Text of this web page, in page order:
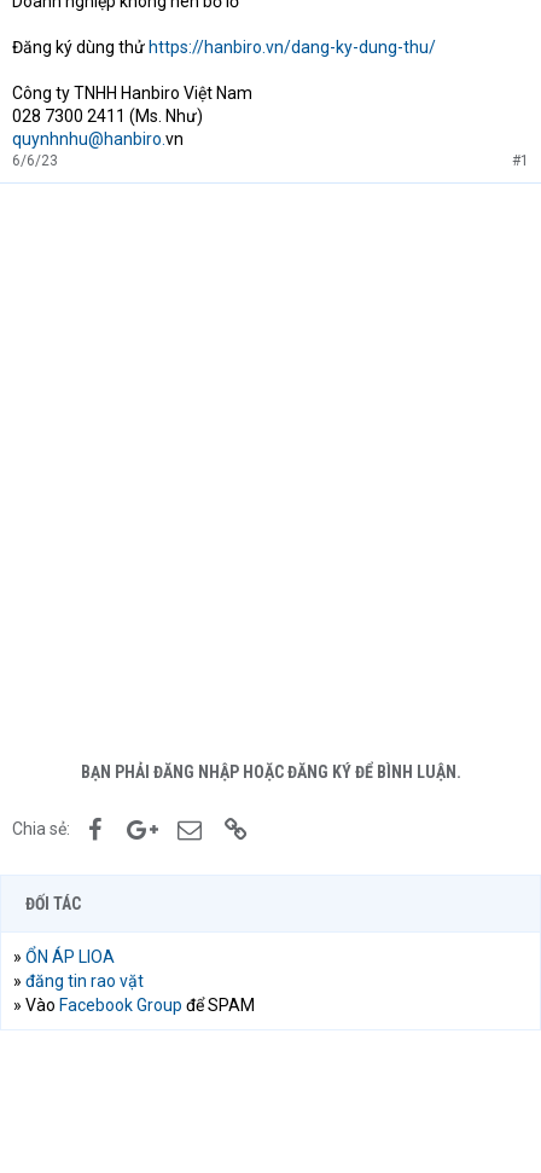
Đăng ký dùng thử https://hanbiro.vn/dang-ky-dung-thu/
Công ty TNHH Hanbiro Việt Nam
028 7300 2411 (Ms. Như)
quynhnhu@hanbiro.vn
6/6/23 #1
BẠN PHẢI ĐĂNG NHẬP HOẶC ĐĂNG KÝ ĐỂ BÌNH LUẬN.
Chia sẻ: FacebookGoogle+Email
ĐỐI TÁC
» ỔN ÁP LIOA
» đăng tin rao vặt
» Vào Facebook Group để SPAM